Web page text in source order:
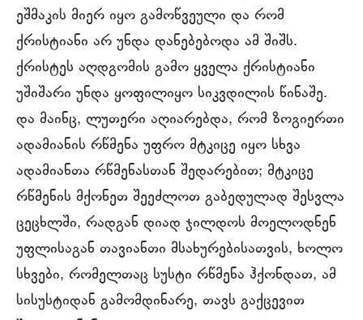
ეშმაკის მიერ იყო გამოწვეული და რომ
ქრისტიანი არ უნდა დანებებოდა ამ შიშს.
ქრისტეს აღდგომის გამო ყველა ქრისტიანი
უშიშარი უნდა ყოფილიყო სიკვდილის წინაშე.
და მაინც, ლუთერი აღიარებდა, რომ ზოგიერთი
ადამიანის რწმენა უფრო მტკიცე იყო სხვა
ადამიანთა რწმენასთან შედარებით; მტკიცე
რწმენის მქონეთ შეეძლოთ გაბედულად შესვლა
ცეცხლში, რადგან დიად ჯილდოს მოელოდნენ
უფლისაგან თავიანთი მსახურებისათვის, ხოლო
სხვები, რომელთაც სუსტი რწმენა ჰქონდათ, ამ
სისუსტიდან გამომდინარე, თავს გაქცევით